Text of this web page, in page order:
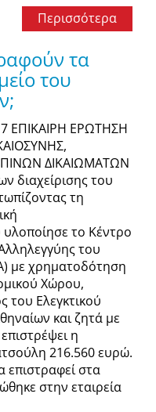
Περισσότερα
τα
του
ΕΠΙΚΑΙΡΗ ΕΡΩΤΗΣΗ
ΔΙΚΑΙΩΜΑΤΩΝ
διαχείρισης του
τη
το Κέντρο
του
με χρηματοδότηση
Χώρου,
του Ελεγκτικού
και ζητά με
η
216.560 ευρώ.
επιστραφεί στα
στην εταιρεία